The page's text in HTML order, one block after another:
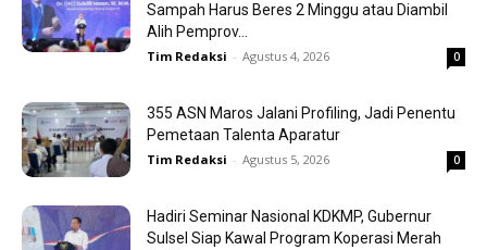
Sampah Harus Beres 2 Minggu atau Diambil
Alih Pemprov...
Tim Redaksi - Agustus 4, 2026 0
355 ASN Maros Jalani Profiling, Jadi Penentu
Pemetaan Talenta Aparatur
Tim Redaksi - Agustus 5, 2026 0
Hadiri Seminar Nasional KDKMP, Gubernur
Sulsel Siap Kawal Program Koperasi Merah